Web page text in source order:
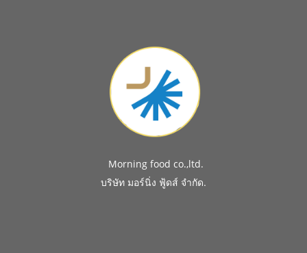
Morning food co.,ltd.
บริษัท มอร์นิ่ง ฟู้ดส์ จำกัด